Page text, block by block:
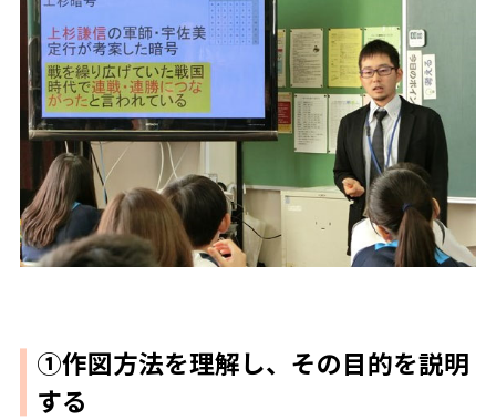
①作図方法を理解し、その目的を説明
する